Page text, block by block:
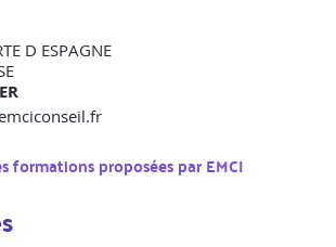
D ESPAGNE
formations proposées parEMCI